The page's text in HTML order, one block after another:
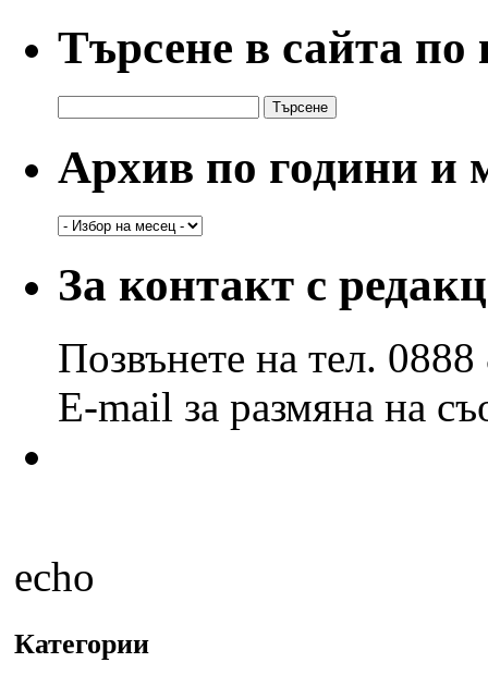
Търсене в сайта
за:
Архив по години и
Архив
и
месеци
За контакт с
Позвънете на тел.
E-mail за размяна на
echo
Категории